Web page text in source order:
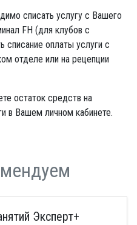
списать услугу с Вашего
FH (для клубов с
списание оплаты услуги с
отделе или на рецепции
остаток средств на
в Вашем личном кабинете.
Эксперт+